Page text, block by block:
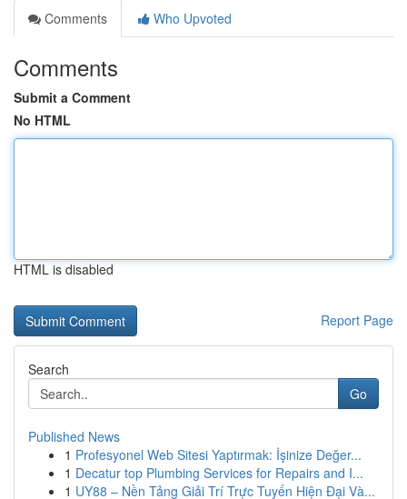
Comments
Who Upvoted
Comments
Submit a Comment
No HTML
HTML is disabled
Report Page
Search
Go
Published News
1 Profesyonel Web Sitesi Yaptırmak: İşinize Değer...
1 Decatur top Plumbing Services for Repairs and I...
1 UY88 – Nền Tảng Giải Trí Trực Tuyến Hiện Đại Và...